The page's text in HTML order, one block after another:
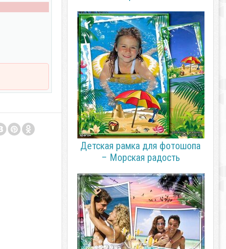
Детская рамка для фотошопа
– Морская радость